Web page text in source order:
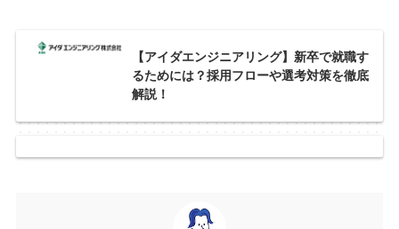
【アイダエンジニアリング】新卒で就職す
るためには？採用フローや選考対策を徹底
解説！